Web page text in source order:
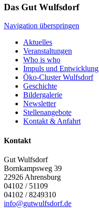
Das Gut Wulfsdorf
Navigation überspringen
Aktuelles
Veranstaltungen
Who is who
Impuls und Entwicklung
Öko-Cluster Wulfsdorf
Geschichte
Bildergalerie
Newsletter
Stellenangebote
Kontakt & Anfahrt
Kontakt
Gut Wulfsdorf
Bornkampsweg 39
22926 Ahrensburg
04102 / 51109
04102 / 8249310
info@gutwulfsdorf.de